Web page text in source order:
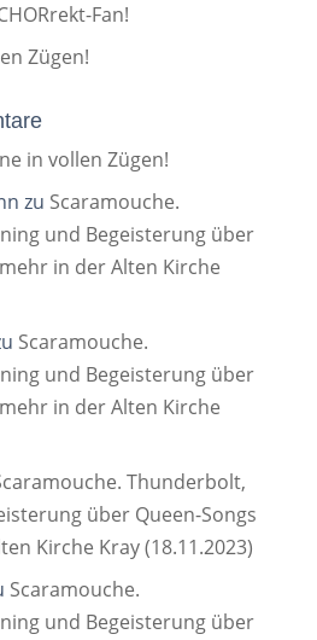
Fan!
Zügen!
in vollen Zügen!
zu Scaramouche.
und Begeisterung über
in der Alten Kirche
Scaramouche.
und Begeisterung über
in der Alten Kirche
Thunderbolt,
über Queen-Songs
Kirche Kray (18.11.2023)
Scaramouche.
und Begeisterung über